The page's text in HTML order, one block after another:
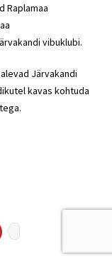
Raplamaa
vibuklubi.
Järvakandi
kavas kohtuda